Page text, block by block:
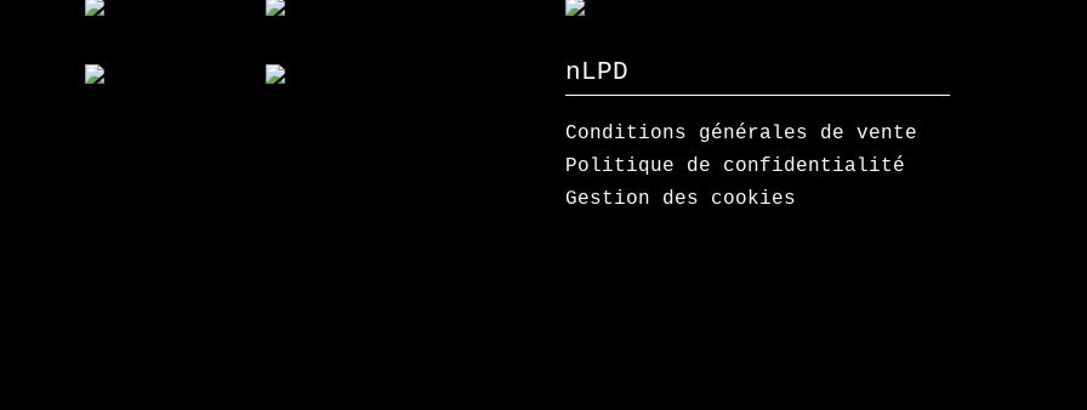
nLPD
Conditions générales de vente
Politique de confidentialité
Gestion des cookies